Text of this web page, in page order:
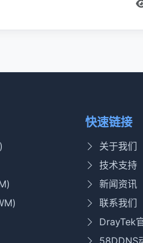
快速链接
关于我们
技术支持
新闻资讯
联系我们
DrayTek
58DDNS